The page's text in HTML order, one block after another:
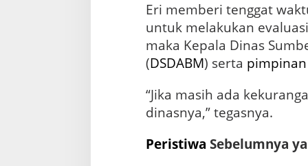
Eri memberi tenggat
untuk melakukan
maka Kepala Dinas
(DSDABM) serta pimpinan
“Jika masih ada
dinasnya,” tegasnya.
Peristiwa Sebelumnya